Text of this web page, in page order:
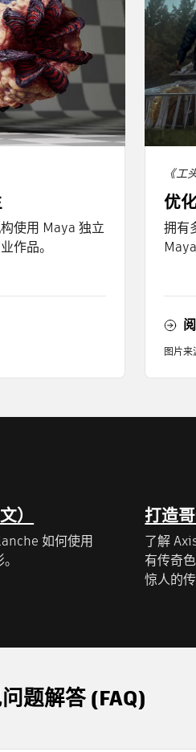
使用 Maya 独立
作品。
《工
优
拥有
图片
）
如何使用
打造
了解
有传奇
惊人的
题解答 (FAQ)